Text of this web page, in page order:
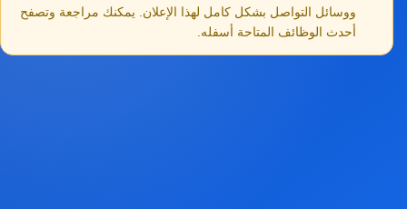
ووسائل التواصل بشكل كامل لهذا الإعلان. يمكنك مراجعة وتصفح
أحدث الوظائف المتاحة أسفله.